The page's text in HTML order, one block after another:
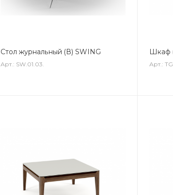
Стол журнальный (В) SWING
Арт.: SW.01.03.
Шкаф
Арт.: